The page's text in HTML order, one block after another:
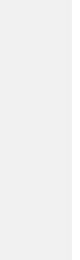
Siapa
dunia
dan Vicky